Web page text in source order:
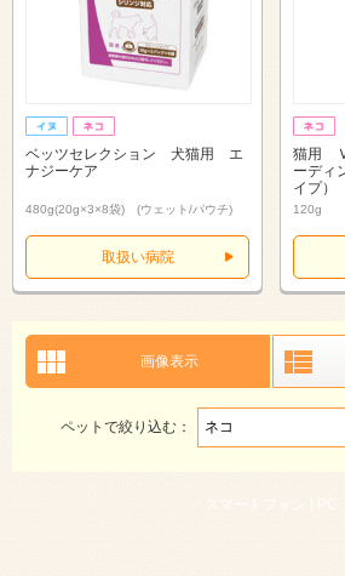
ベッツセレクション 犬猫用 エ
ナジーケア
480g(20g×3×8袋) (ウェット/パウチ)
取扱い病院
猫用
ーディ
イプ）
120g
画像表示
ペットで絞り込む：
スマートフォン |